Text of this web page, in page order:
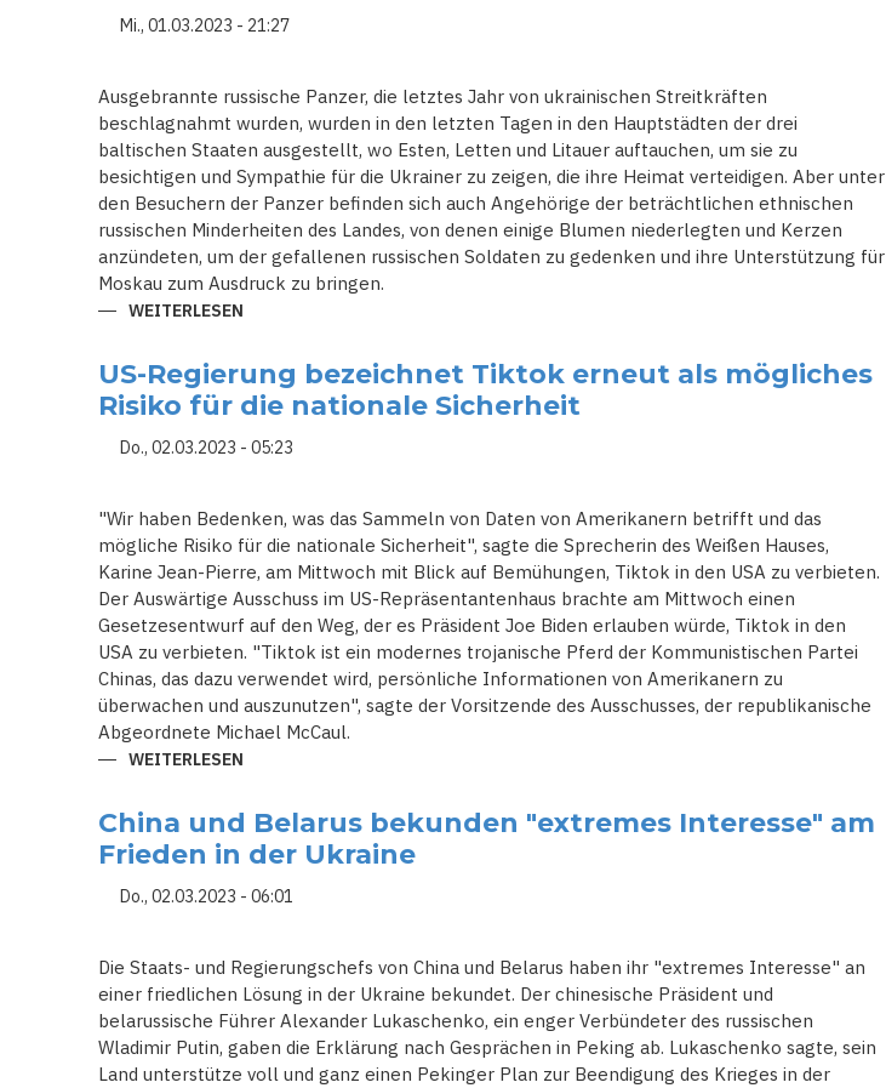
BAUEN
Mi., 01.03.2023 - 21:27
Ausgebrannte russische Panzer, die letztes Jahr von ukrainischen Streitkräften
beschlagnahmt wurden, wurden in den letzten Tagen in den Hauptstädten der drei
baltischen Staaten ausgestellt, wo Esten, Letten und Litauer auftauchen, um sie zu
besichtigen und Sympathie für die Ukrainer zu zeigen, die ihre Heimat verteidigen. Aber unter
den Besuchern der Panzer befinden sich auch Angehörige der beträchtlichen ethnischen
russischen Minderheiten des Landes, von denen einige Blumen niederlegten und Kerzen
anzündeten, um der gefallenen russischen Soldaten zu gedenken und ihre Unterstützung für
Moskau zum Ausdruck zu bringen.
WEITERLESEN
BLUMEN
AN
AUSGEBRANNTEN
RUSSISCHEN
IN
US-Regierung bezeichnet Tiktok erneut als mögliches
Risiko für die nationale Sicherheit
Do., 02.03.2023 - 05:23
"Wir haben Bedenken, was das Sammeln von Daten von Amerikanern betrifft und das
mögliche Risiko für die nationale Sicherheit", sagte die Sprecherin des Weißen Hauses,
Karine Jean-Pierre, am Mittwoch mit Blick auf Bemühungen, Tiktok in den USA zu verbieten.
Der Auswärtige Ausschuss im US-Repräsentantenhaus brachte am Mittwoch einen
Gesetzesentwurf auf den Weg, der es Präsident Joe Biden erlauben würde, Tiktok in den
USA zu verbieten. "Tiktok ist ein modernes trojanische Pferd der Kommunistischen Partei
Chinas, das dazu verwendet wird, persönliche Informationen von Amerikanern zu
überwachen und auszunutzen", sagte der Vorsitzende des Ausschusses, der republikanische
Abgeordnete Michael McCaul.
WEITERLESEN
BEZEICHNET
TIKTOK
ERNEUT
ALS
RISIKO
SICHERHEIT
China und Belarus bekunden "extremes Interesse" am
Frieden in der Ukraine
Do., 02.03.2023 - 06:01
Die Staats- und Regierungschefs von China und Belarus haben ihr "extremes Interesse" an
einer friedlichen Lösung in der Ukraine bekundet. Der chinesische Präsident und
belarussische Führer Alexander Lukaschenko, ein enger Verbündeter des russischen
Wladimir Putin, gaben die Erklärung nach Gesprächen in Peking ab. Lukaschenko sagte, sein
Land unterstütze voll und ganz einen Pekinger Plan zur Beendigung des Krieges in der